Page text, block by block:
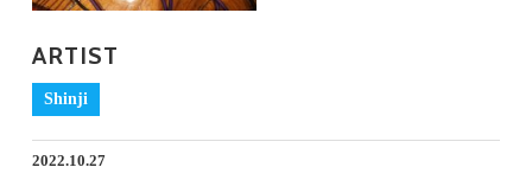
ARTIST
Shinji
2022.10.27